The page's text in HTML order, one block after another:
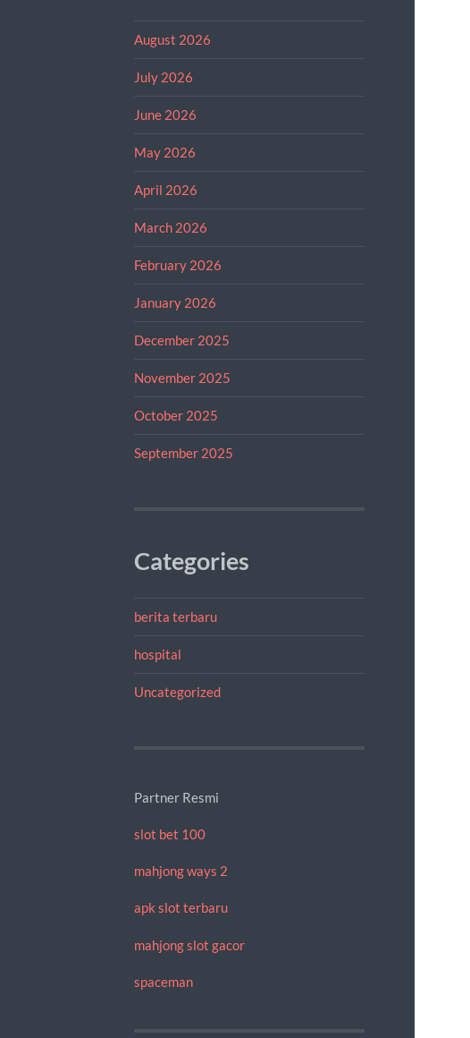
August 2026
July 2026
June 2026
May 2026
April 2026
March 2026
February 2026
January 2026
December 2025
November 2025
October 2025
September 2025
Categories
berita terbaru
hospital
Uncategorized
Partner Resmi
slot bet 100
mahjong ways 2
apk slot terbaru
mahjong slot gacor
spaceman